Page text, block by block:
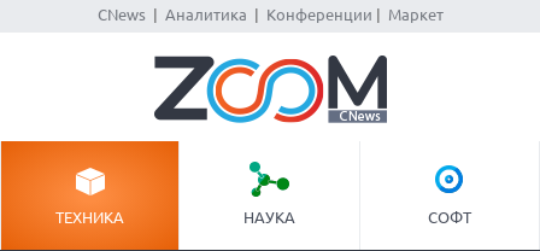
CNews| Аналитика Конференции Маркет
ТЕХНИКА НАУКА СОФТ